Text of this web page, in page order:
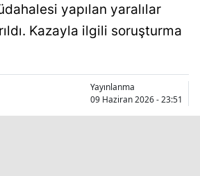
Balıkesir
Bingöl
Bitlis
yapılan yaralılar
Kazayla ilgili soruşturma
Yayınlanma
09 Haziran 2026 - 23:51